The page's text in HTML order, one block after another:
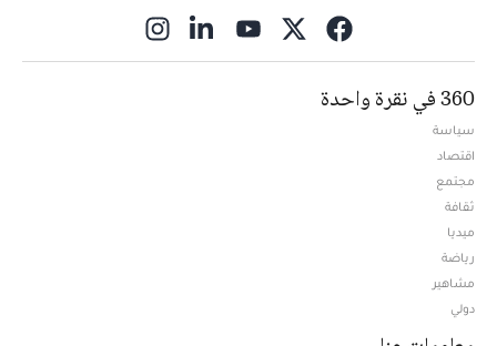
360 في نقرة واحدة
سياسة
اقتصاد
مجتمع
ثقافة
ميديا
رياضة
مشاهير
دولي